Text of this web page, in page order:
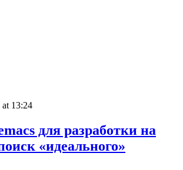
at 13:24
для разработки на
«идеального»